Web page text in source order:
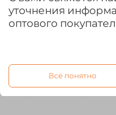
Отзывы
Контакты
уточнения
оптового
Всё понятно